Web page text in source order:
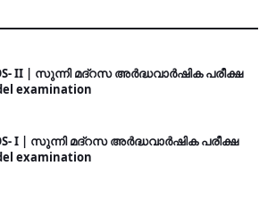
II | സുന്നി മദ്റസ അർദ്ധവാർഷിക പരീക്ഷ
examination
I | സുന്നി മദ്റസ അർദ്ധവാർഷിക പരീക്ഷ
examination